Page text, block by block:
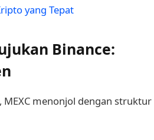
yang Tepat
Binance:
menonjol dengan